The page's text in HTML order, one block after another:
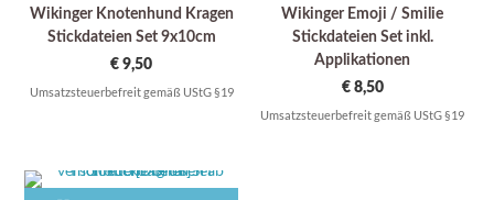
Wikinger Knotenhund Kragen
Stickdateien Set 9x10cm
€ 9,50
Umsatzsteuerbefreit gemäß UStG §19
Wikinger Emoji / Smilie
Stickdateien Set inkl.
Applikationen
€8,50
Umsatzsteuerbefreit gemäß UStG §19